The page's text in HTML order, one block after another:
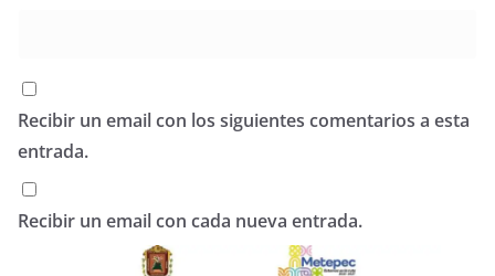
Recibir un email con los siguientes comentarios a esta
entrada.
Recibir un email con cada nueva entrada.